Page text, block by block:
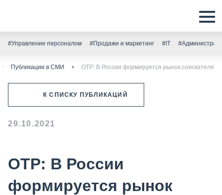
#Управление персоналом #Продажи и маркетинг #IT
Публикации в СМИ ОТР: В России формируется рынок соискателя
К СПИСКУ ПУБЛИКАЦИЙ
29.10.2021
ОТР: В России
формируется рынок